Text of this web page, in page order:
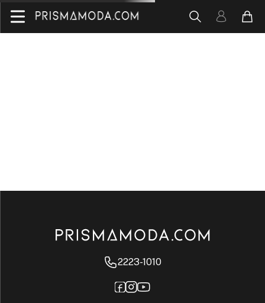
2223-1010